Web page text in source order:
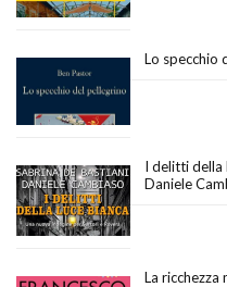
Lo specchio
I delitti della
Daniele
La ricchezza